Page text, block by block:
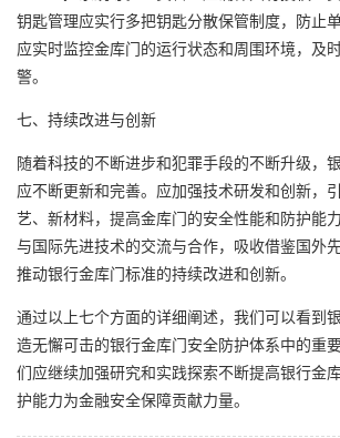
钥匙管理应实行多把钥匙分散保管制度，防止
应实时监控金库门的运行状态和周围环境，及
警。
七、持续改进与创新
随着科技的不断进步和犯罪手段的不断升级，
应不断更新和完善。应加强技术研发和创新，
艺、新材料，提高金库门的安全性能和防护能
与国际先进技术的交流与合作，吸收借鉴国外
推动银行金库门标准的持续改进和创新。
通过以上七个方面的详细阐述，我们可以看到
造无懈可击的银行金库门安全防护体系中的重
们应继续加强研究和实践探索不断提高银行金
护能力为金融安全保障贡献力量。